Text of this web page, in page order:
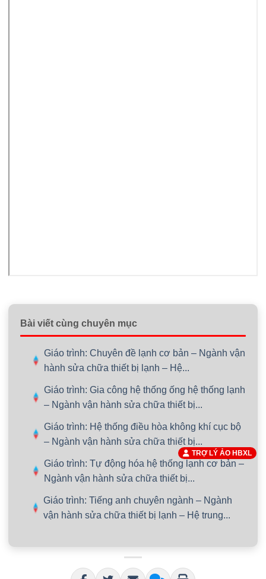
Bài viết cùng chuyên mục
Giáo trình: Chuyên đề lạnh cơ bản – Ngành vận
hành sửa chữa thiết bị lạnh – Hệ...
Giáo trình: Gia công hệ thống ống hệ thống lạnh
– Ngành vận hành sửa chữa thiết bị...
Giáo trình: Hệ thống điều hòa không khí cục bộ
– Ngành vận hành sửa chữa thiết bị...
Giáo trình: Tự động hóa hệ thống lạnh cơ bản –
Ngành vận hành sửa chữa thiết bị...
Giáo trình: Tiếng anh chuyên ngành – Ngành
vận hành sửa chữa thiết bị lạnh – Hệ trung...
TRỢ LÝ ẢO HBXL